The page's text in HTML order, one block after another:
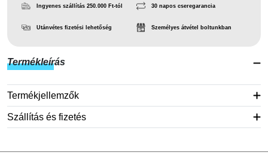
Ingyenes szállítás 250.000 Ft-tól
Utánvétes fizetési lehetőség
30 napos cseregarancia
Személyes átvétel boltunkban
Termékleírás
Termékjellemzők
Szállítás és fizetés